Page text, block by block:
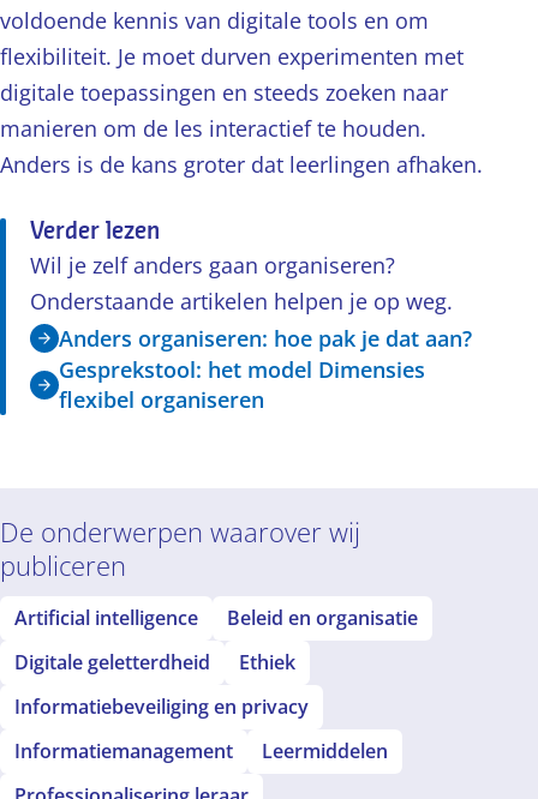
voldoende kennis van digitale tools en om
flexibiliteit. Je moet durven experimenten met
digitale toepassingen en steeds zoeken naar
manieren om de les interactief te houden.
Anders is de kans groter dat leerlingen afhaken.
Verder lezen
Wil je zelf anders gaan organiseren?
Onderstaande artikelen helpen je op weg.
Anders organiseren: hoe pak je dat aan?
Gesprekstool: het model Dimensies
flexibel organiseren
De onderwerpen waarover wij
publiceren
Artificial intelligence
Beleid en organisatie
Digitale geletterdheid
Ethiek
Informatiebeveiliging en privacy
Informatiemanagement
Leermiddelen